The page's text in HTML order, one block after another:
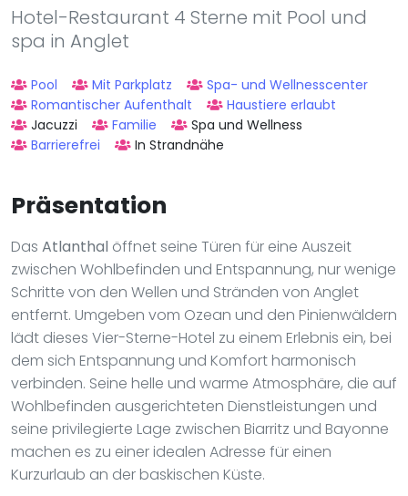
Hotel-Restaurant 4 Sterne mit Pool und
spa in Anglet
Pool Mit Parkplatz
Spa- und Wellnesscenter
Romantischer Aufenthalt
Haustiere erlaubt
Jacuzzi
Familie
Spa und Wellness
Barrierefrei
In Strandnähe
Präsentation
Das Atlanthal öffnet seine Türen für eine Auszeit
zwischen Wohlbefinden und Entspannung, nur wenige
Schritte von den Wellen und Stränden von Anglet
entfernt. Umgeben vom Ozean und den Pinienwäldern
lädt dieses Vier-Sterne-Hotel zu einem Erlebnis ein, bei
dem sich Entspannung und Komfort harmonisch
verbinden. Seine helle und warme Atmosphäre, die auf
Wohlbefinden ausgerichteten Dienstleistungen und
seine privilegierte Lage zwischen Biarritz und Bayonne
machen es zu einer idealen Adresse für einen
Kurzurlaub an der baskischen Küste.